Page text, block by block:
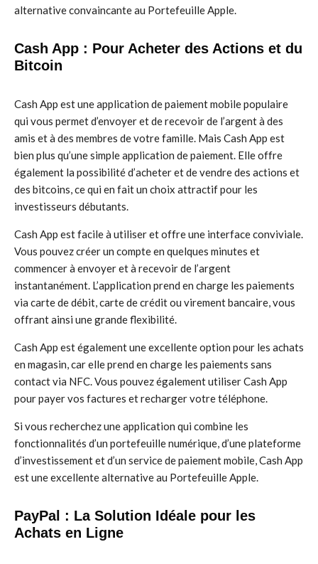
alternative convaincante au Portefeuille Apple.
Cash App : Pour Acheter des Actions et du
Bitcoin
Cash App est une application de paiement mobile populaire
qui vous permet d’envoyer et de recevoir de l’argent à des
amis et à des membres de votre famille. Mais Cash App est
bien plus qu’une simple application de paiement. Elle offre
également la possibilité d’acheter et de vendre des actions et
des bitcoins, ce qui en fait un choix attractif pour les
investisseurs débutants.
Cash App est facile à utiliser et offre une interface conviviale.
Vous pouvez créer un compte en quelques minutes et
commencer à envoyer et à recevoir de l’argent
instantanément. L’application prend en charge les paiements
via carte de débit, carte de crédit ou virement bancaire, vous
offrant ainsi une grande flexibilité.
Cash App est également une excellente option pour les achats
en magasin, car elle prend en charge les paiements sans
contact via NFC. Vous pouvez également utiliser Cash App
pour payer vos factures et recharger votre téléphone.
Si vous recherchez une application qui combine les
fonctionnalités d’un portefeuille numérique, d’une plateforme
d’investissement et d’un service de paiement mobile, Cash App
est une excellente alternative au Portefeuille Apple.
PayPal : La Solution Idéale pour les
Achats en Ligne